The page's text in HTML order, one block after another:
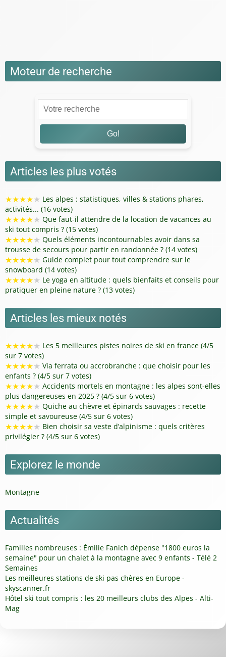
Moteur de recherche
Go!
Articles les plus votés
★★★★★ Les alpes : statistiques, villes & stations phares,
activités... (16 votes)
★★★★★ Que faut-il attendre de la location de vacances au
ski tout compris ? (15 votes)
★★★★★ Quels éléments incontournables avoir dans sa
trousse de secours pour partir en randonnée ? (14 votes)
★★★★★ Guide complet pour tout comprendre sur le
snowboard (14 votes)
★★★★★ Le yoga en altitude : quels bienfaits et conseils pour
pratiquer en pleine nature ? (13 votes)
Articles les mieux notés
★★★★★ Les 5 meilleures pistes noires de ski en france (4/5
sur 7 votes)
★★★★★ Via ferrata ou accrobranche : que choisir pour les
enfants ? (4/5 sur 7 votes)
★★★★★ Accidents mortels en montagne : les alpes sont-elles
plus dangereuses en 2025 ? (4/5 sur 6 votes)
★★★★★ Quiche au chèvre et épinards sauvages : recette
simple et savoureuse (4/5 sur 6 votes)
★★★★★ Bien choisir sa veste d’alpinisme : quels critères
privilégier ? (4/5 sur 6 votes)
Explorez le monde
Montagne
Actualités
Familles nombreuses : Émilie Fanich dépense "1800 euros la
semaine" pour un chalet à la montagne avec 9 enfants - Télé 2
Semaines
Les meilleures stations de ski pas chères en Europe -
skyscanner.fr
Hôtel ski tout compris : les 20 meilleurs clubs des Alpes - Alti-
Mag